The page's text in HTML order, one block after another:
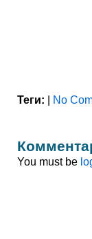
Теги: | No
You must be